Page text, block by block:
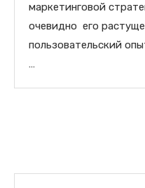
маркетинговой
очевидно его
пользовательский
…